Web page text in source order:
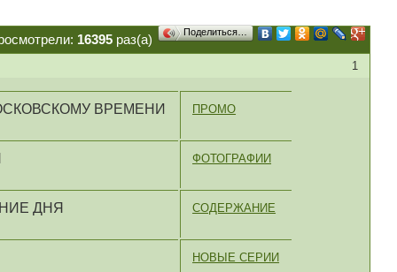
Поделиться…
16395 раз(а)
1
ВРЕМЕНИ ПРОМО
ФОТОГРАФИИ
ДНЯ СОДЕРЖАНИЕ
НОВЫЕ СЕРИИ